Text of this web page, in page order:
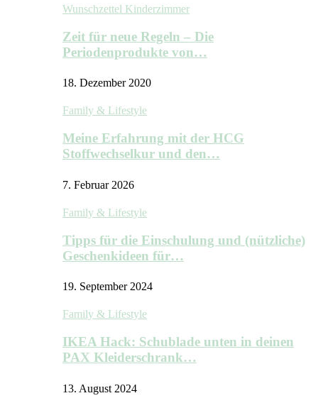
Wunschzettel Kinderzimmer
Zeit für neue Regeln – Die
Periodenprodukte von…
18. Dezember 2020
Family & Lifestyle
Meine Erfahrung mit der HCG
Stoffwechselkur und den…
7. Februar 2026
Family & Lifestyle
Tipps für die Einschulung und (nützliche)
Geschenkideen für…
19. September 2024
Family & Lifestyle
IKEA Hack: Schublade unten in deinen
PAX Kleiderschrank…
13. August 2024